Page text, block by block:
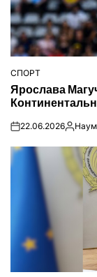
ОПУБЛІКУВАТИ
У
СПОРТ
Ярослава
on22.06.2026